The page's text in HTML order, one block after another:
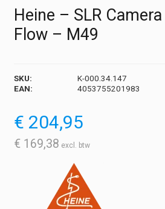
Heine – SLR
Flow – M49
SKU:
K-000.34.147
EAN:
4053755201983
€ 204,95
€ 169,38